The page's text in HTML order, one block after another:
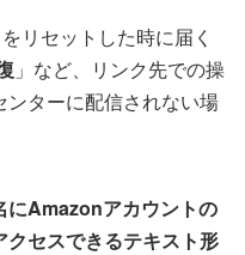
リセットした時に届く
」など、リンク先での操
ターに配信されない場
にAmazonアカウントの
クセスできるテキスト形